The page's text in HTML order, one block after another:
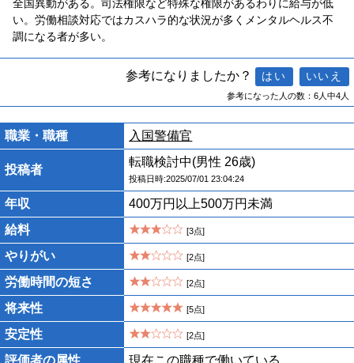
全国異動がある。司法権限など特殊な権限があるわりに給与が低
い。労働相談対応ではカスハラ的な状況が多くメンタルヘルス不
調になる者が多い。
参考になりましたか？
参考になった人の数：6人中4人
職業・職種 入国警備官
投稿者
転職検討中(男性 26歳)
投稿日時:2025/07/01 23:04:24
年収
400万円以上500万円未満
給料
[3点]
やりがい [2点]
労働時間の短さ [2点]
将来性 [5点]
安定性 [2点]